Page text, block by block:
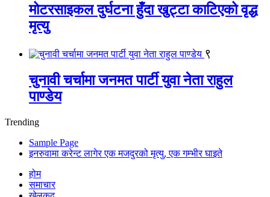
मोटरसाइकल दुर्घटना हुँदा खुट्टा काटिएको वृद्ध
मृत्यु
९
चुनावी चर्चामा जनमत पार्टी युवा नेता राहुल
पाण्डेय
Trending
Sample Page
इनरुवामा करेन्ट लागेर एक मजदुरको मृत्यु, एक गम्भीर घाइते
होम
समाचार